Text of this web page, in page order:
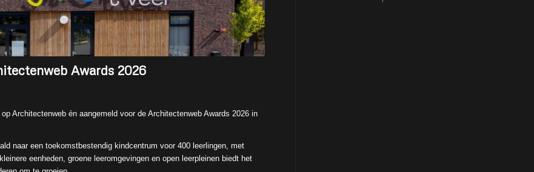
Awards 2026
Architectenweb én aangemeld voor de Architectenweb Awards 2026 in
naar een toekomstbestendig kindcentrum voor 400 leerlingen, met
eenheden, groene leeromgevingen en open leerpleinen biedt het